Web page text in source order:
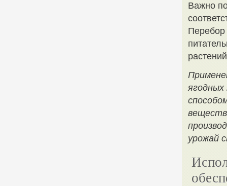
Важно
Перебор
ягодных
урожай